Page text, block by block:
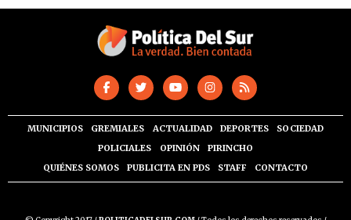
MUNICIPIOS GREMIALES ACTUALIDAD DEPORTES
SOCIEDAD
POLICIALES
OPINIÓN
PIRINCHO
QUIÉNES SOMOS
PUBLICITA EN PDS STAFF CONTACTO